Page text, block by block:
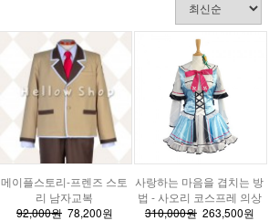
메이플스토리-프렌즈 스토
리 남자교복
92,000원78,200원
사랑하는 마음을 겹치는 방
법 - 사오리 코스프레 의상
310,000원263,500원